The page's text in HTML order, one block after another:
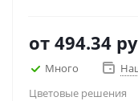
от 494.34
Много
Цветовые решения